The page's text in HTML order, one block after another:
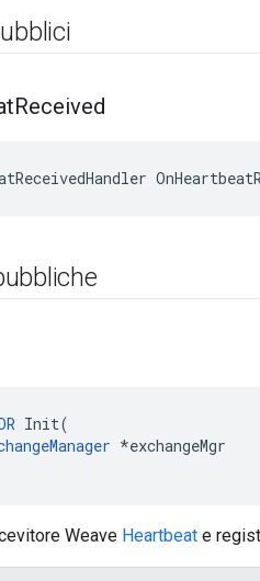
Received
Init(
*exchangeMgr
Weave Heartbeat e